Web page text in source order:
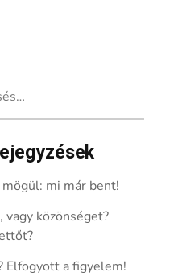
mi már bent!
vagy közönséget?
Elfogyott a figyelem!